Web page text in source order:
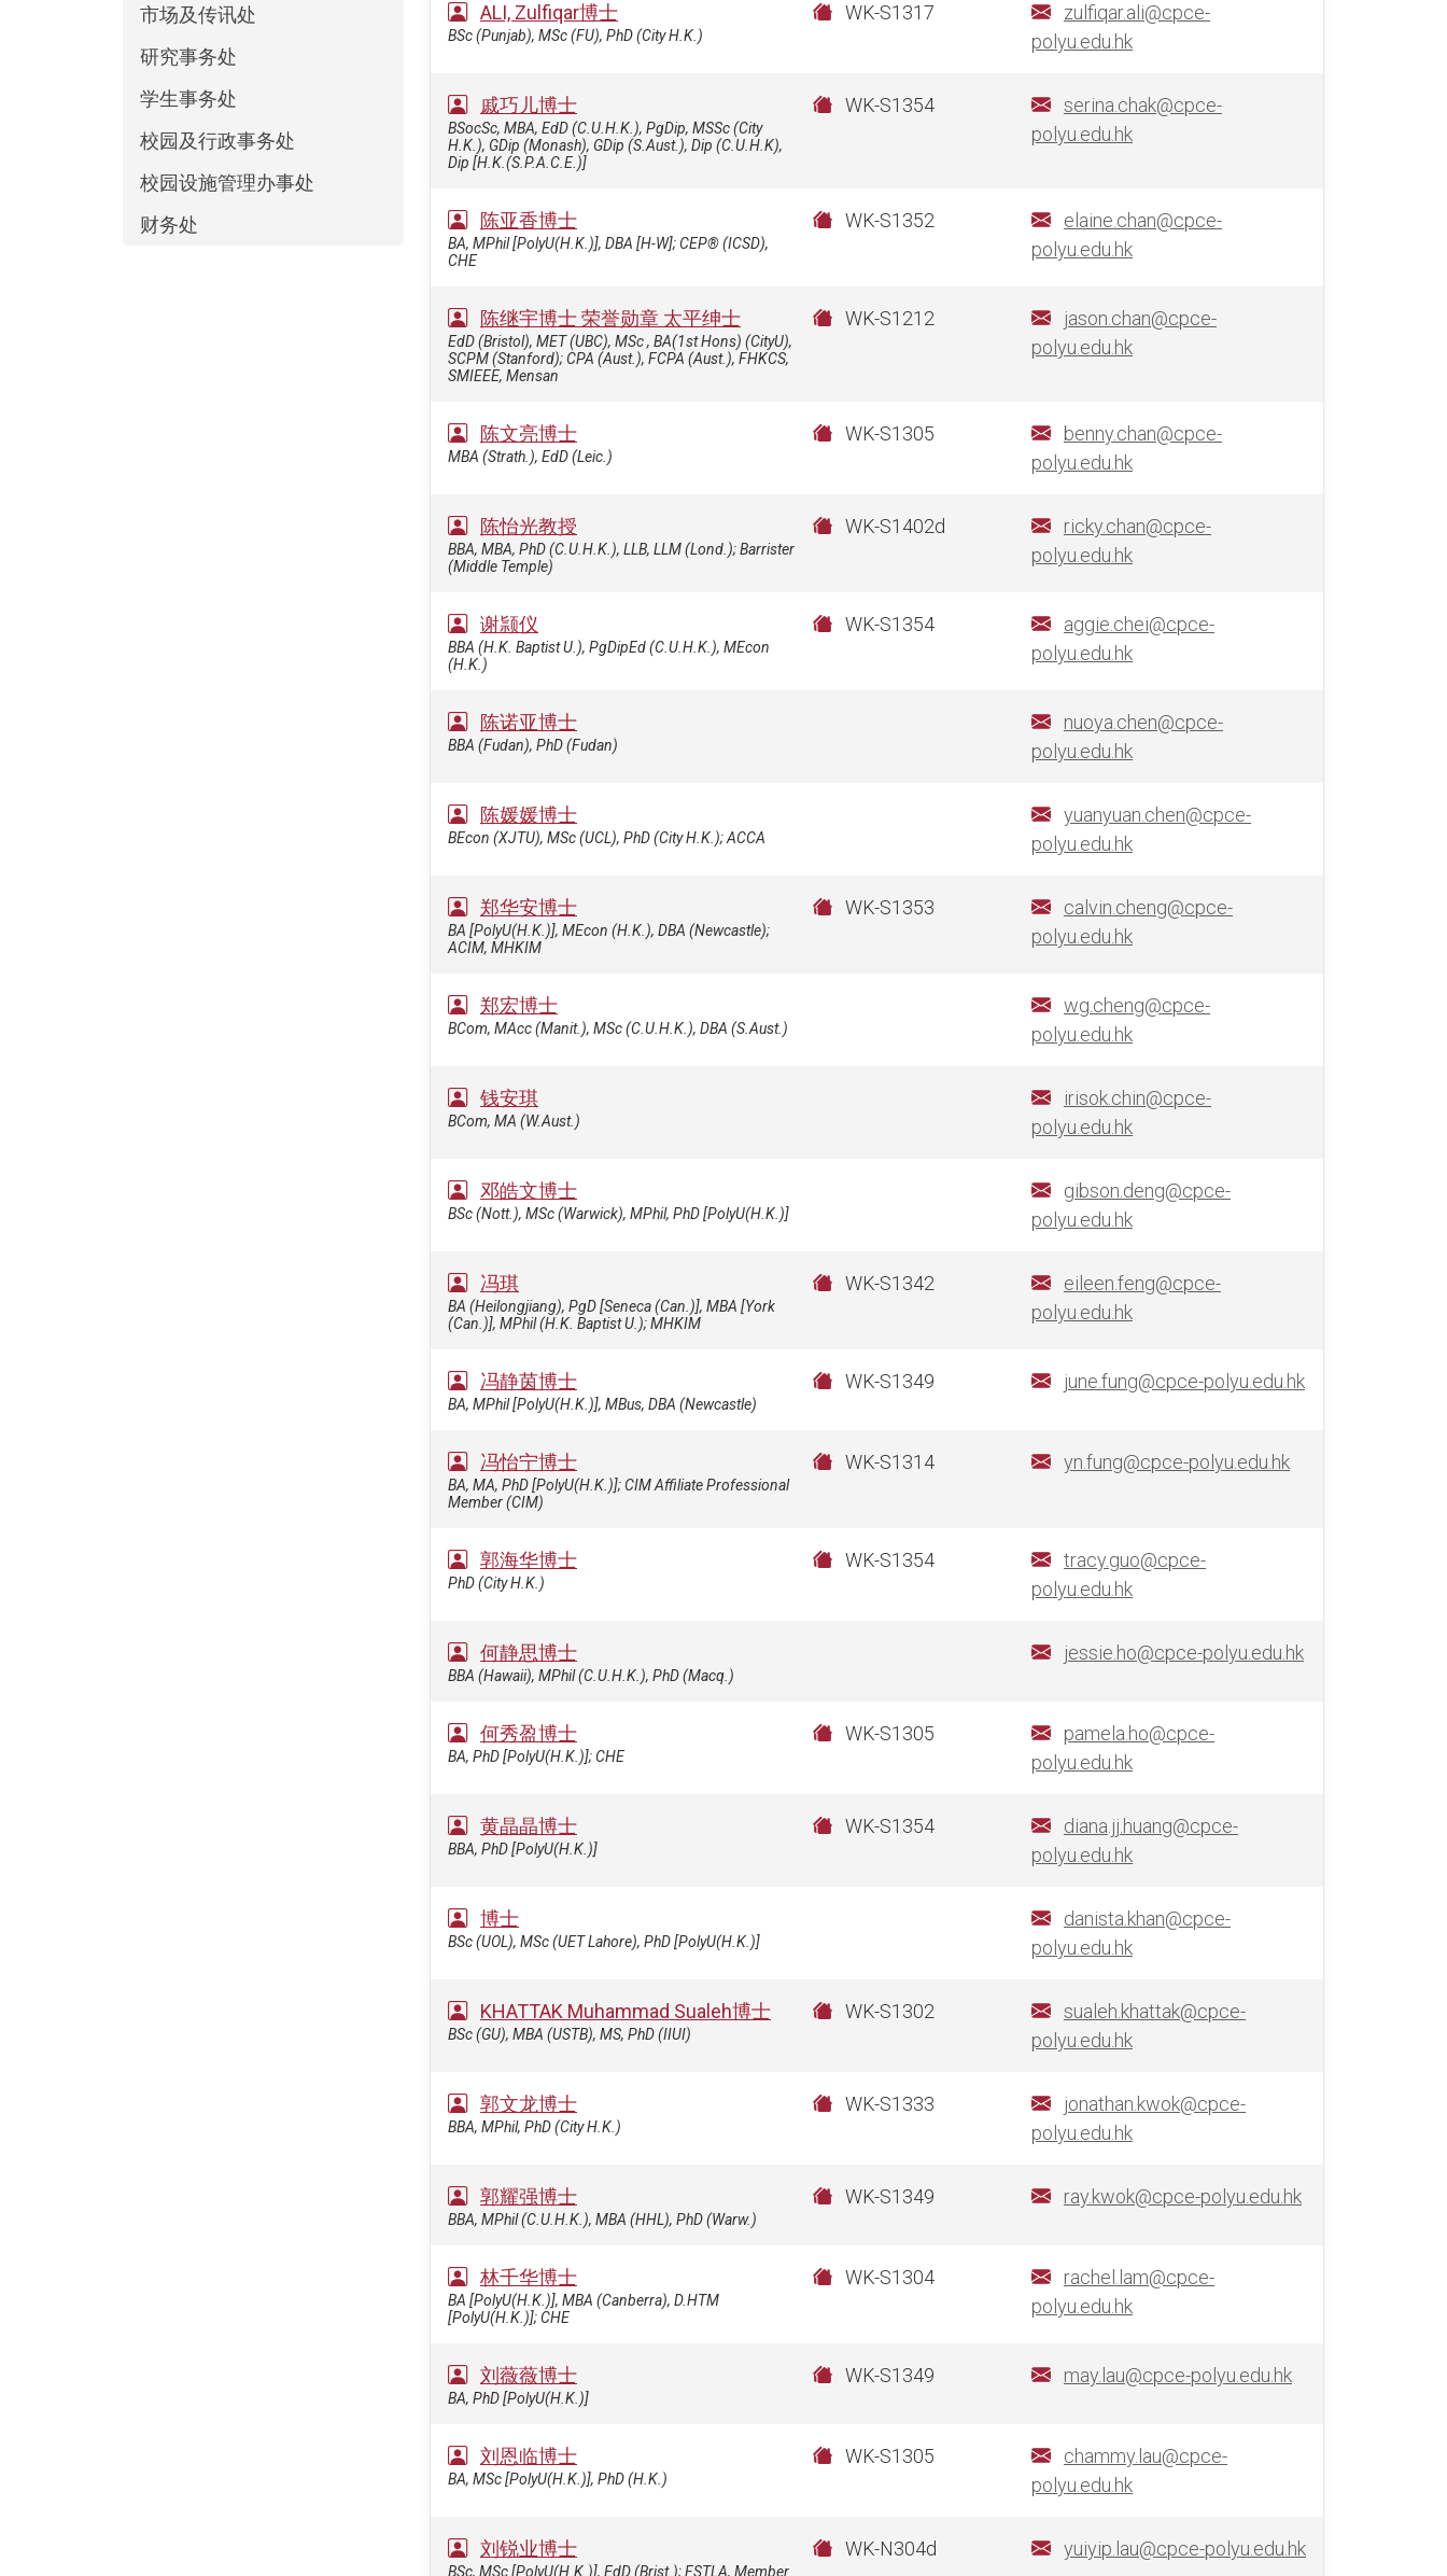
市场及传讯处
研究事务处
学生事务处
校园及行政事务处
校园设施管理办事处
财务处
ALI, Zulfiqar博士
BSc (Punjab), MSc (FU), PhD (City H.K.)
WK-S1317
zulfiqar.ali@cpce-
polyu.edu.hk
戚巧儿博士
BSocSc, MBA, EdD (C.U.H.K.), PgDip, MSSc (City
H.K.), GDip (Monash), GDip (S.Aust.), Dip (C.U.H.K),
Dip [H.K.(S.P.A.C.E.)]
WK-S1354
serina.chak@cpce-
polyu.edu.hk
陈亚香博士
BA, MPhil [PolyU(H.K.)], DBA [H-W]; CEP® (ICSD),
CHE
WK-S1352
elaine.chan@cpce-
polyu.edu.hk
陈继宇博士 荣誉勋章 太平绅士
EdD (Bristol), MET (UBC), MSc , BA(1st Hons) (CityU),
SCPM (Stanford); CPA (Aust.), FCPA (Aust.), FHKCS,
SMIEEE, Mensan
WK-S1212
jason.chan@cpce-
polyu.edu.hk
陈文亮博士
MBA (Strath.), EdD (Leic.)
WK-S1305
benny.chan@cpce-
polyu.edu.hk
陈怡光教授
BBA, MBA, PhD (C.U.H.K.), LLB, LLM (Lond.); Barrister
(Middle Temple)
WK-S1402d
ricky.chan@cpce-
polyu.edu.hk
谢颕仪
BBA (H.K. Baptist U.), PgDipEd (C.U.H.K.), MEcon
(H.K.)
WK-S1354
aggie.chei@cpce-
polyu.edu.hk
陈诺亚博士
BBA (Fudan), PhD (Fudan)
nuoya.chen@cpce-
polyu.edu.hk
陈媛媛博士
BEcon (XJTU), MSc (UCL), PhD (City H.K.); ACCA
yuanyuan.chen@cpce-
polyu.edu.hk
郑华安博士
BA [PolyU(H.K.)], MEcon (H.K.), DBA (Newcastle);
ACIM, MHKIM
WK-S1353
calvin.cheng@cpce-
polyu.edu.hk
郑宏博士
BCom, MAcc (Manit.), MSc (C.U.H.K.), DBA (S.Aust.)
wg.cheng@cpce-
polyu.edu.hk
钱安琪
BCom, MA (W.Aust.)
irisok.chin@cpce-
polyu.edu.hk
邓皓文博士
BSc (Nott.), MSc (Warwick), MPhil, PhD [PolyU(H.K.)]
gibson.deng@cpce-
polyu.edu.hk
冯琪
BA (Heilongjiang), PgD [Seneca (Can.)], MBA [York
(Can.)], MPhil (H.K. Baptist U.); MHKIM
WK-S1342
eileen.feng@cpce-
polyu.edu.hk
冯静茵博士
BA, MPhil [PolyU(H.K.)], MBus, DBA (Newcastle)
WK-S1349 june.fung@cpce-polyu.edu.hk
冯怡宁博士
BA, MA, PhD [PolyU(H.K.)]; CIM Affiliate Professional
Member (CIM)
WK-S1314 yn.fung@cpce-polyu.edu.hk
郭海华博士
PhD (City H.K.)
WK-S1354
tracy.guo@cpce-
polyu.edu.hk
何静思博士
BBA (Hawaii), MPhil (C.U.H.K.), PhD (Macq.)
jessie.ho@cpce-polyu.edu.hk
何秀盈博士
BA, PhD [PolyU(H.K.)]; CHE
WK-S1305
pamela.ho@cpce-
polyu.edu.hk
黄晶晶博士
BBA, PhD [PolyU(H.K.)]
WK-S1354
diana.jj.huang@cpce-
polyu.edu.hk
博士
BSc (UOL), MSc (UET Lahore), PhD [PolyU(H.K.)]
danista.khan@cpce-
polyu.edu.hk
KHATTAK Muhammad Sualeh博士
BSc (GU), MBA (USTB), MS, PhD (IIUI)
WK-S1302
sualeh.khattak@cpce-
polyu.edu.hk
郭文龙博士
BBA, MPhil, PhD (City H.K.)
WK-S1333
jonathan.kwok@cpce-
polyu.edu.hk
郭耀强博士
BBA, MPhil (C.U.H.K.), MBA (HHL), PhD (Warw.)
WK-S1349 ray.kwok@cpce-polyu.edu.hk
林千华博士
BA [PolyU(H.K.)], MBA (Canberra), D.HTM
[PolyU(H.K.)]; CHE
WK-S1304
rachel.lam@cpce-
polyu.edu.hk
刘薇薇博士
BA, PhD [PolyU(H.K.)]
WK-S1349 may.lau@cpce-polyu.edu.hk
刘恩临博士
BA, MSc [PolyU(H.K.)], PhD (H.K.)
WK-S1305
chammy.lau@cpce-
polyu.edu.hk
刘锐业博士
BSc, MSc [PolyU(H.K.)], EdD (Brist.); FSTLA, Member
WK-N304d yuiyip.lau@cpce-polyu.edu.hk